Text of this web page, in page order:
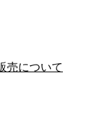
売について